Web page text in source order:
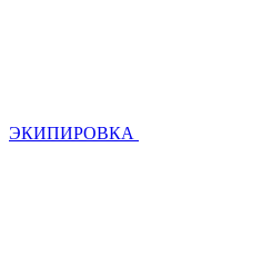
ЭКИПИРОВКА